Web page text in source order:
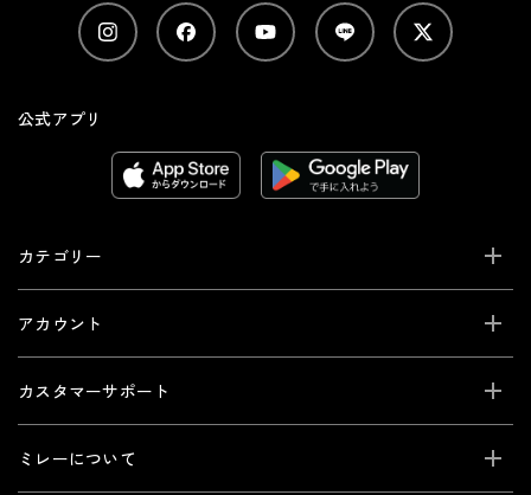
公式アプリ
カテゴリー
アカウント
カスタマーサポート
ミレーについて